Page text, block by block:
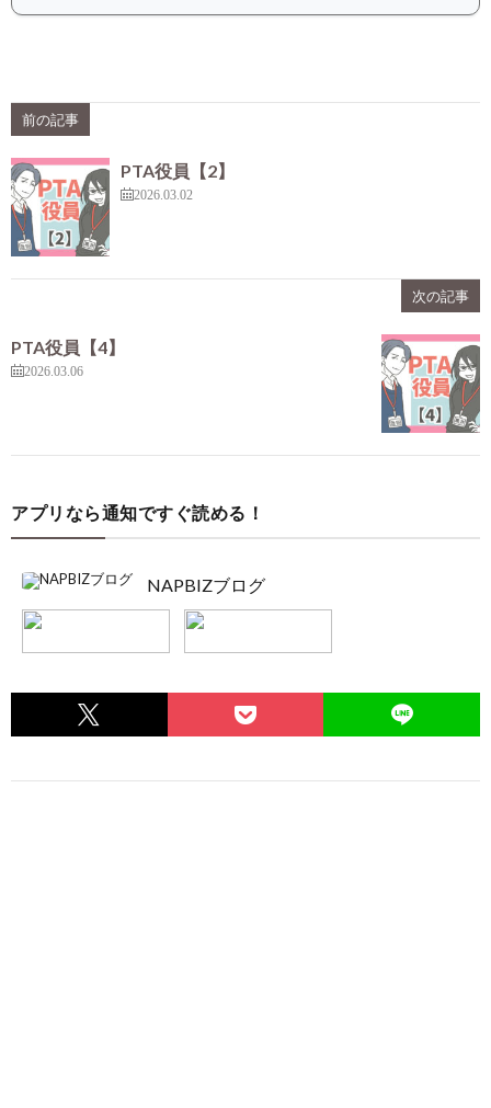
前の記事
PTA役員【2】
2026.03.02
次の記事
PTA役員【4】
2026.03.06
アプリなら通知ですぐ読める！
NAPBIZブログ